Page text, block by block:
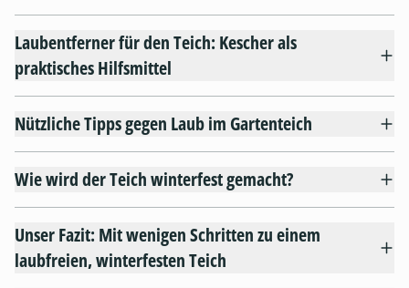
Laubentferner für den Teich: Kescher als
praktisches Hilfsmittel
Nützliche Tipps gegen Laub im Gartenteich
Wie wird der Teich winterfest gemacht?
Unser Fazit: Mit wenigen Schritten zu einem
laubfreien, winterfesten Teich